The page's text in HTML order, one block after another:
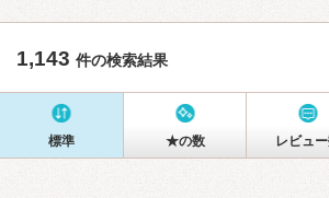
1,143 件の検索結果
標準 ★の数 レビュ